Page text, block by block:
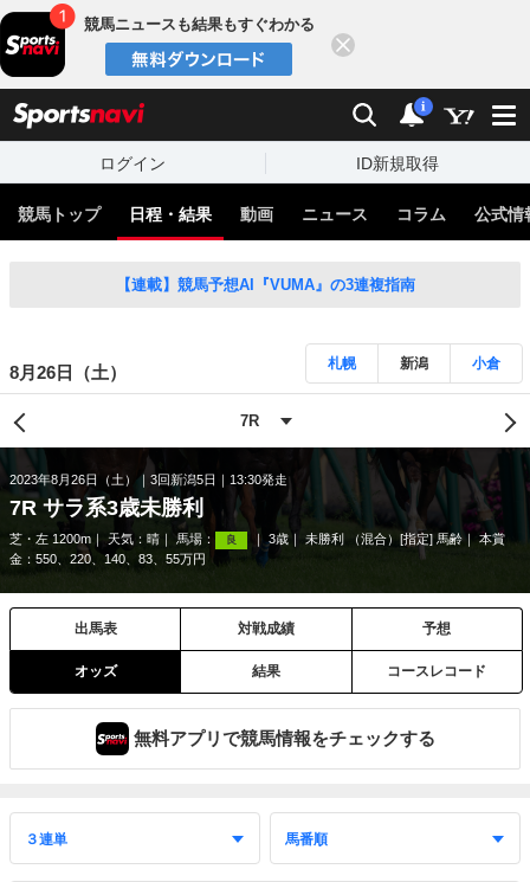
競馬ニュースも結果もすぐわかる
検索 通知
i
ログイン ID新規取得
競馬トップ 日程・結果 動画 ニュース コラム 公式情
【連載】競馬予想AI『VUMA』の3連複指南
8月26日（土） 札幌 新潟 小倉
2023年8月26日（土） 3回新潟5日 13:30発走
7R サラ系3歳未勝利
芝・左 1200m 天気： 晴 馬場： 良 3歳 未勝利 （混合）[指定] 馬齢
本賞
金：550、220、140、83、55万円
出馬表 対戦成績 予想
オッズ 結果 コースレコード
無料アプリで競馬情報をチェックする